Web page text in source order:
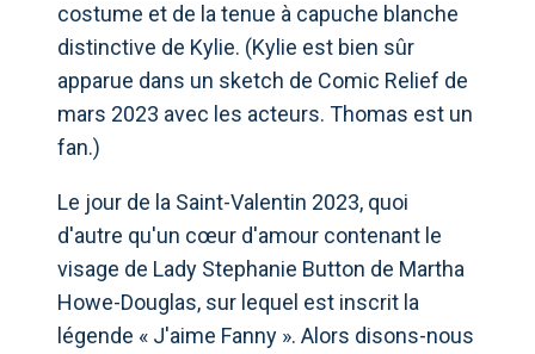
costume et de la tenue à capuche blanche
distinctive de Kylie. (Kylie est bien sûr
apparue dans un sketch de Comic Relief de
mars 2023 avec les acteurs. Thomas est un
fan.)
Le jour de la Saint-Valentin 2023, quoi
d'autre qu'un cœur d'amour contenant le
visage de Lady Stephanie Button de Martha
Howe-Douglas, sur lequel est inscrit la
légende « J'aime Fanny ». Alors disons-nous